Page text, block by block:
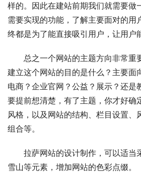
样的。因此在建站前期我们就需要做
需要实现的功能，了解主要面对的用
终都是为了能直接吸引用户，让用户
总之一个网站的主题方向非常重
建立这个网站的目的是什么？主要面
电商？企业官网？公益？展示？还是
要提前想清楚，有了主题，你才好确
风格，以及网站的结构、栏目设置、
组合等。
拉萨网站的设计制作，可以适当
雪山等元素，增加网站的色彩点缀。